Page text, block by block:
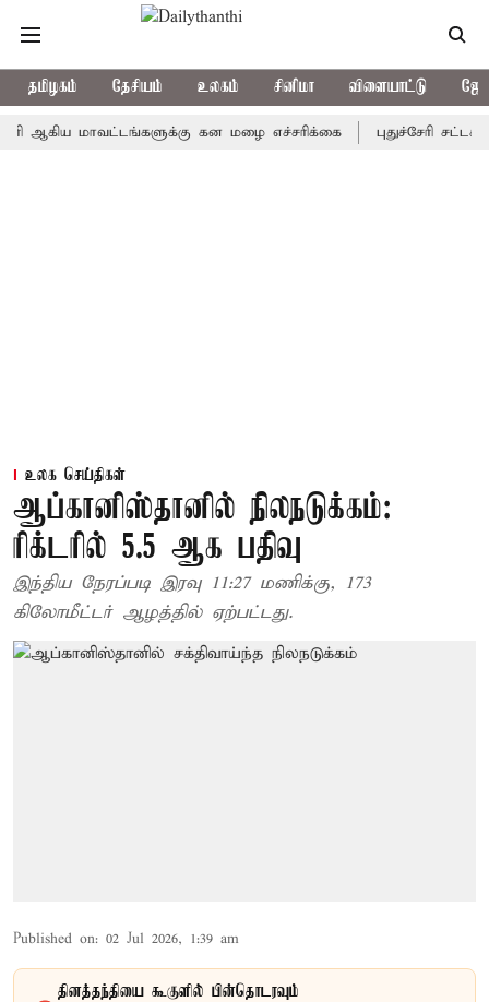
தமிழகம் தேசியம் உலகம் சினிமா விளையாட்டு
மாவட்டங்களுக்கு கன மழை எச்சரிக்கை புதுச்சேரி
உலக செய்திகள்
ஆப்கானிஸ்தானில் நிலநடுக்கம்:
ரிக்டரில் 5.5 ஆக பதிவு
இந்திய நேரப்படி இரவு 11:27 மணிக்கு, 173
கிலோமீட்டர் ஆழத்தில் ஏற்பட்டது.
Published on: 02 Jul 2026, 1:39 am
தினத்தந்தியை கூகுளில் பின்தொடரவும்